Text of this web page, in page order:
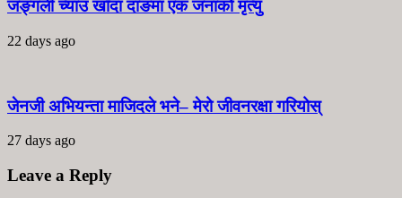
जङ्गली च्याउ खाँदा दाङमा एक जनाको मृत्यु
22 days ago
जेनजी अभियन्ता माजिदले भने– मेरो जीवनरक्षा गरियोस्
27 days ago
Leave a Reply